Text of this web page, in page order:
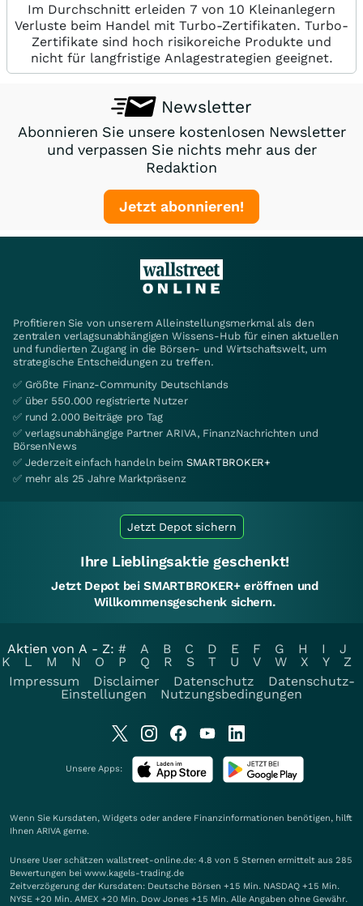
Im Durchschnitt erleiden 7 von 10 Kleinanlegern
Verluste beim Handel mit Turbo-Zertifikaten. Turbo-
Zertifikate sind hoch risikoreiche Produkte und
nicht für langfristige Anlagestrategien geeignet.
Newsletter
Abonnieren Sie unsere kostenlosen Newsletter
und verpassen Sie nichts mehr aus der
Redaktion
Jetzt abonnieren!
Profitieren Sie von unserem Alleinstellungsmerkmal als den
zentralen verlagsunabhängigen Wissens-Hub für einen aktuellen
und fundierten Zugang in die Börsen- und Wirtschaftswelt, um
strategische Entscheidungen zu treffen.
✅ Größte Finanz-Community Deutschlands
✅ über 550.000 registrierte Nutzer
✅ rund 2.000 Beiträge pro Tag
✅ verlagsunabhängige Partner ARIVA, FinanzNachrichten und
BörsenNews
✅ Jederzeit einfach handeln beim SMARTBROKER+
✅ mehr als 25 Jahre Marktpräsenz
Jetzt Depot sichern
Ihre Lieblingsaktie geschenkt!
Jetzt Depot bei SMARTBROKER+ eröffnen und
Willkommensgeschenk sichern.
Aktien von A - Z: # A B C D E F G H I
J
K
L M N O P Q R S T U V W X Y
Z
Impressum
Disclaimer Datenschutz
Datenschutz-
Einstellungen
Nutzungsbedingungen
Unsere Apps:
Wenn Sie Kursdaten, Widgets oder andere Finanzinformationen benötigen, hilft
Ihnen ARIVA gerne.
Unsere User schätzen wallstreet-online.de: 4.8 von 5 Sternen ermittelt aus 285
Bewertungen bei www.kagels-trading.de
Zeitverzögerung der Kursdaten: Deutsche Börsen +15 Min. NASDAQ +15 Min.
NYSE +20 Min. AMEX +20 Min. Dow Jones +15 Min. Alle Angaben ohne Gewähr.